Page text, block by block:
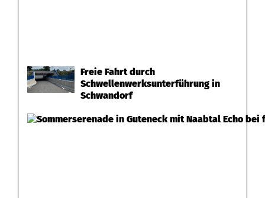
Freie Fahrt durch
Schwellenwerksunterführung in
Schwandorf